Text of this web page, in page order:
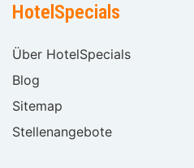
HotelSpecials
Über HotelSpecials
Blog
Sitemap
Stellenangebote